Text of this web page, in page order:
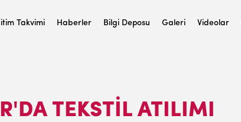
Takvimi Haberler Bilgi Deposu Galeri Videolar
TEKSTIL ATILIMI